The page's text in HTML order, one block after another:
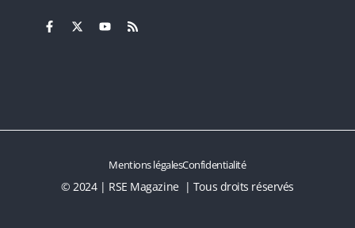
© 2024 | RSE Magazine | Tous droits réservés
Mentions légalesConfidentialité